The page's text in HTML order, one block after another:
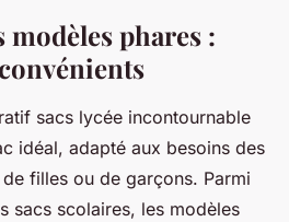
phares :
sacs lycée incontournable
idéal, adapté aux besoins des
de filles ou de garçons. Parmi
sacs scolaires, les modèles